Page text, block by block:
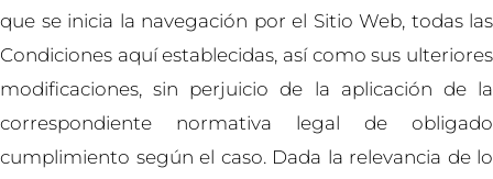
que se inicia la navegación por el Sitio Web, todas las
Condiciones aquí establecidas, así como sus ulteriores
modificaciones, sin perjuicio de la aplicación de la
correspondiente normativa legal de obligado
cumplimiento según el caso. Dada la relevancia de lo